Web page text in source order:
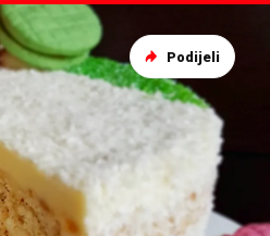
Podijeli